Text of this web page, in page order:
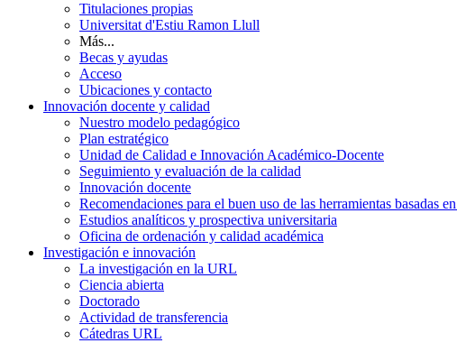
Titulaciones propias
Universitat d'Estiu Ramon Llull
Más...
Becas y ayudas
Acceso
Ubicaciones y contacto
Innovación docente y calidad
Nuestro modelo pedagógico
Plan estratégico
Unidad de Calidad e Innovación Académico-Docente
Seguimiento y evaluación de la calidad
Innovación docente
Recomendaciones para el buen uso de las herramientas basadas
Estudios analíticos y prospectiva universitaria
Oficina de ordenación y calidad académica
Investigación e innovación
La investigación en la URL
Ciencia abierta
Doctorado
Actividad de transferencia
Cátedras URL